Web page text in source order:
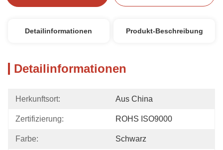
Detailinformationen Produkt-Beschreibung
Detailinformationen
Herkunftsort: Aus China
Zertifizierung: ROHS ISO9000
Farbe: Schwarz